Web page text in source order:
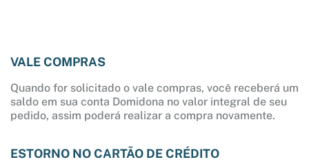
VALE COMPRAS
Quando for solicitado o vale compras, você receberá um
saldo em sua conta Domidona no valor integral de seu
pedido, assim poderá realizar a compra novamente.
ESTORNO NO CARTÃO DE CRÉDITO